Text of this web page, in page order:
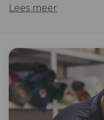
Lees meer